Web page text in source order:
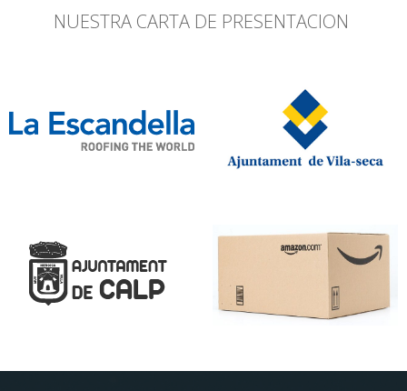
NUESTRA CARTA DE PRESENTACION